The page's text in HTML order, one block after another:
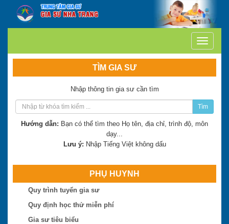
TÌM GIA SƯ
Nhập thông tin gia sư cần tìm
Tìm
Hướng dẫn: Bạn có thể tìm theo Họ tên, địa chỉ, trình độ, môn
dạy...
Lưu ý: Nhập Tiếng Việt không dấu
PHỤ HUYNH
Quy trình tuyển gia sư
Quy định học thử miễn phí
Gia sư tiêu biểu
Hiện là: Giáo viên
Trần Tuấn Việt
Hiện là: Cử nhân